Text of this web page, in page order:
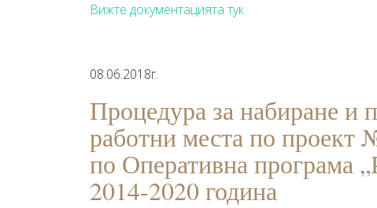
Вижте документацията тук
08.06.2018г.
Процедура за набиране и
работни места по
по Оперативна програма
2014-2020 година